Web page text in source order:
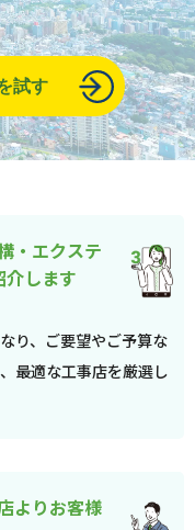
試す
・エクステ
介します
り、ご要望やご予算な
最適な工事店を厳選し
よりお客様